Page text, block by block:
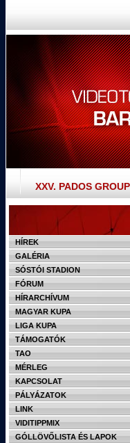
XXV. PADOS
HÍREK
GALÉRIA
SÓSTÓI STADION
FÓRUM
HÍRARCHÍVUM
MAGYAR KUPA
LIGA KUPA
TÁMOGATÓK
TAO
MÉRLEG
KAPCSOLAT
PÁLYÁZATOK
LINK
VIDITIPPMIX
GÓLLÖVŐLISTA ÉS LAPOK